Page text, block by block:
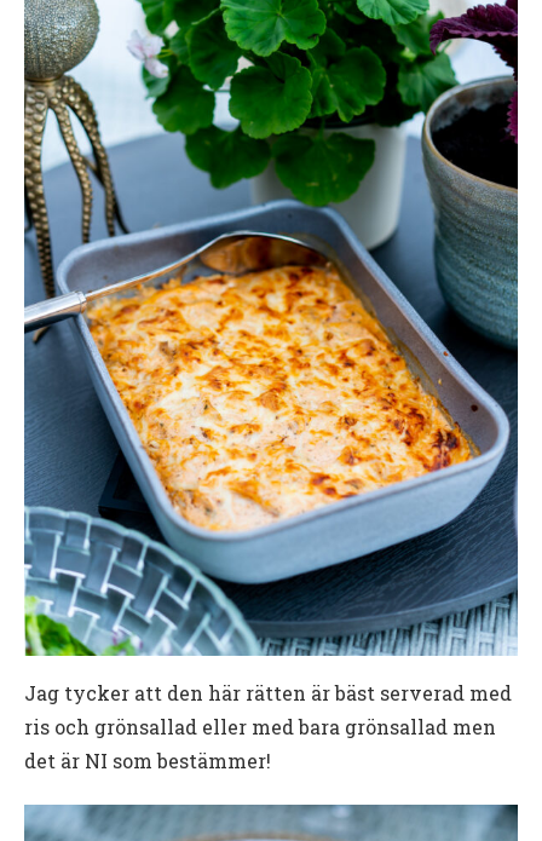
Jag tycker att den här rätten är bäst serverad med
ris och grönsallad eller med bara grönsallad men
det är NI som bestämmer!